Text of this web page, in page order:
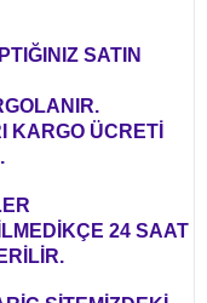
SATIN
KARGO ÜCRETİ
24 SAAT